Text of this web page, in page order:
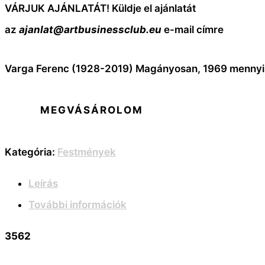
VÁRJUK AJÁNLATÁT! Küldje el ajánlatát
az ajanlat@artbusinessclub.eu e-mail címre
Varga Ferenc (1928-2019) Magányosan, 1969
MEGVÁSÁROLOM
Kategória: Festmények
Leírás
További információk
3562